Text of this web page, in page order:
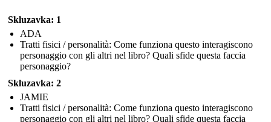
Skluzavka: 1
ADA
Tratti fisici / personalità: Come funziona questo interagiscono
personaggio con gli altri nel libro? Quali sfide questa faccia
personaggio?
Skluzavka: 2
JAMIE
Tratti fisici / personalità: Come funziona questo interagiscono
personaggio con gli altri nel libro? Quali sfide questa faccia